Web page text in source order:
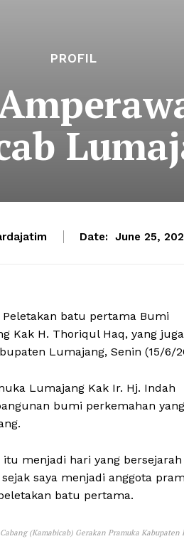
PROFIL
Date: June 25,
batu pertama Bumi
Kak H. Thoriqul Haq, yang
Lumajang, Senin (15/6/
Lumajang Kak Ir. Hj. Indah
bumi perkemahan
menjadi hari yang bersejarah
saya menjadi anggota
batu pertama.
(Kamabicab) Gerakan Pramuka Kabupaten